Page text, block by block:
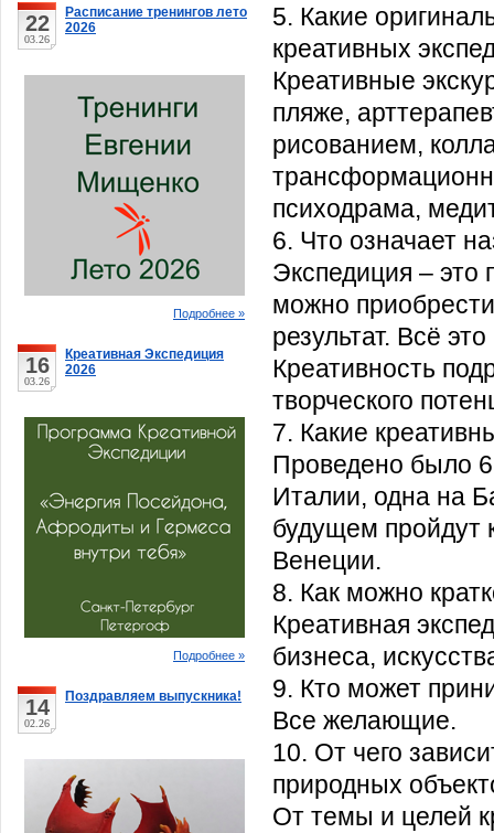
Расписание тренингов лето
2026
22
03.26
Подробнее »
Креативная Экспедиция
2026
16
03.26
Подробнее »
Поздравляем выпускника!
14
02.26
5. Какие
креативных
Креативные
пляже,
рисованием,
психодрама,
6. Что означает
Экспедиция – это
можно
результат. Всё
Креативность
творческого
7. Какие
Проведено было
Италии, одна на
будущем пройдут
Венеции.
8. Как можно
Креативная
бизнеса,
9. Кто может
Все желающие.
10. От чего
природных
От темы и целей